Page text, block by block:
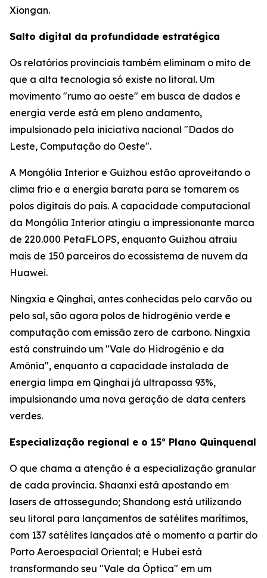
Xiongan.
Salto digital da profundidade estratégica
Os relatórios provinciais também eliminam o mito de
que a alta tecnologia só existe no litoral. Um
movimento "rumo ao oeste" em busca de dados e
energia verde está em pleno andamento,
impulsionado pela iniciativa nacional "Dados do
Leste, Computação do Oeste".
A Mongólia Interior e Guizhou estão aproveitando o
clima frio e a energia barata para se tornarem os
polos digitais do país. A capacidade computacional
da Mongólia Interior atingiu a impressionante marca
de 220.000 PetaFLOPS, enquanto Guizhou atraiu
mais de 150 parceiros do ecossistema de nuvem da
Huawei.
Ningxia e Qinghai, antes conhecidas pelo carvão ou
pelo sal, são agora polos de hidrogênio verde e
computação com emissão zero de carbono. Ningxia
está construindo um "Vale do Hidrogênio e da
Amônia", enquanto a capacidade instalada de
energia limpa em Qinghai já ultrapassa 93%,
impulsionando uma nova geração de data centers
verdes.
Especialização regional e o 15º Plano Quinquenal
O que chama a atenção é a especialização granular
de cada província. Shaanxi está apostando em
lasers de attossegundo; Shandong está utilizando
seu litoral para lançamentos de satélites marítimos,
com 137 satélites lançados até o momento a partir do
Porto Aeroespacial Oriental; e Hubei está
transformando seu "Vale da Óptica" em um